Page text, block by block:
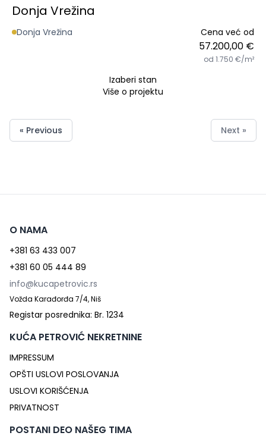
Donja Vrežina
Donja Vrežina Cena već od
57.200,00 €
od 1.750 €/m²
Izaberi stan
Više o projektu
« Previous Next »
O NAMA
+381 63 433 007
+381 60 05 444 89
info@kucapetrovic.rs
Vožda Karađorđa 7/4, Niš
Registar posrednika: Br. 1234
KUĆA PETROVIĆ NEKRETNINE
IMPRESSUM
OPŠTI USLOVI POSLOVANJA
USLOVI KORIŠĆENJA
PRIVATNOST
POSTANI DEO NAŠEG TIMA